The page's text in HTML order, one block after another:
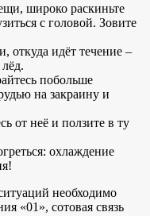
широко раскиньте
с головой. Зовите
откуда идёт течение –
побольше
на закраину и
от неё и ползите в ту
охлаждение
необходимо
«01», сотовая связь